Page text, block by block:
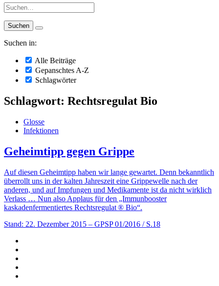
Suche:
Suchen in:
Alle Beiträge
Gepanschtes A-Z
Schlagwörter
Schlagwort: Rechtsregulat Bio
Glosse
Infektionen
Geheimtipp gegen Grippe
Auf diesen Geheimtipp haben wir lange gewartet. Denn bekanntlich
überrollt uns in der kalten Jahreszeit eine Grippewelle nach der
anderen, und auf Impfungen und Medikamente ist da nicht wirklich
Verlass … Nun also Applaus für den „Immunbooster
kaskadenfermentiertes Rechtsregulat ® Bio“.
Stand: 22. Dezember 2015 – GPSP 01/2016 / S.18